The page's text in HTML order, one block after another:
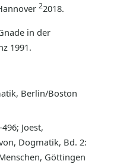
22018.
in der
1991.
Berlin/Boston
Joest,
Dogmatik, Bd. 2:
Göttingen